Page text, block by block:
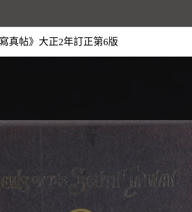
真帖》大正2年訂正第6版